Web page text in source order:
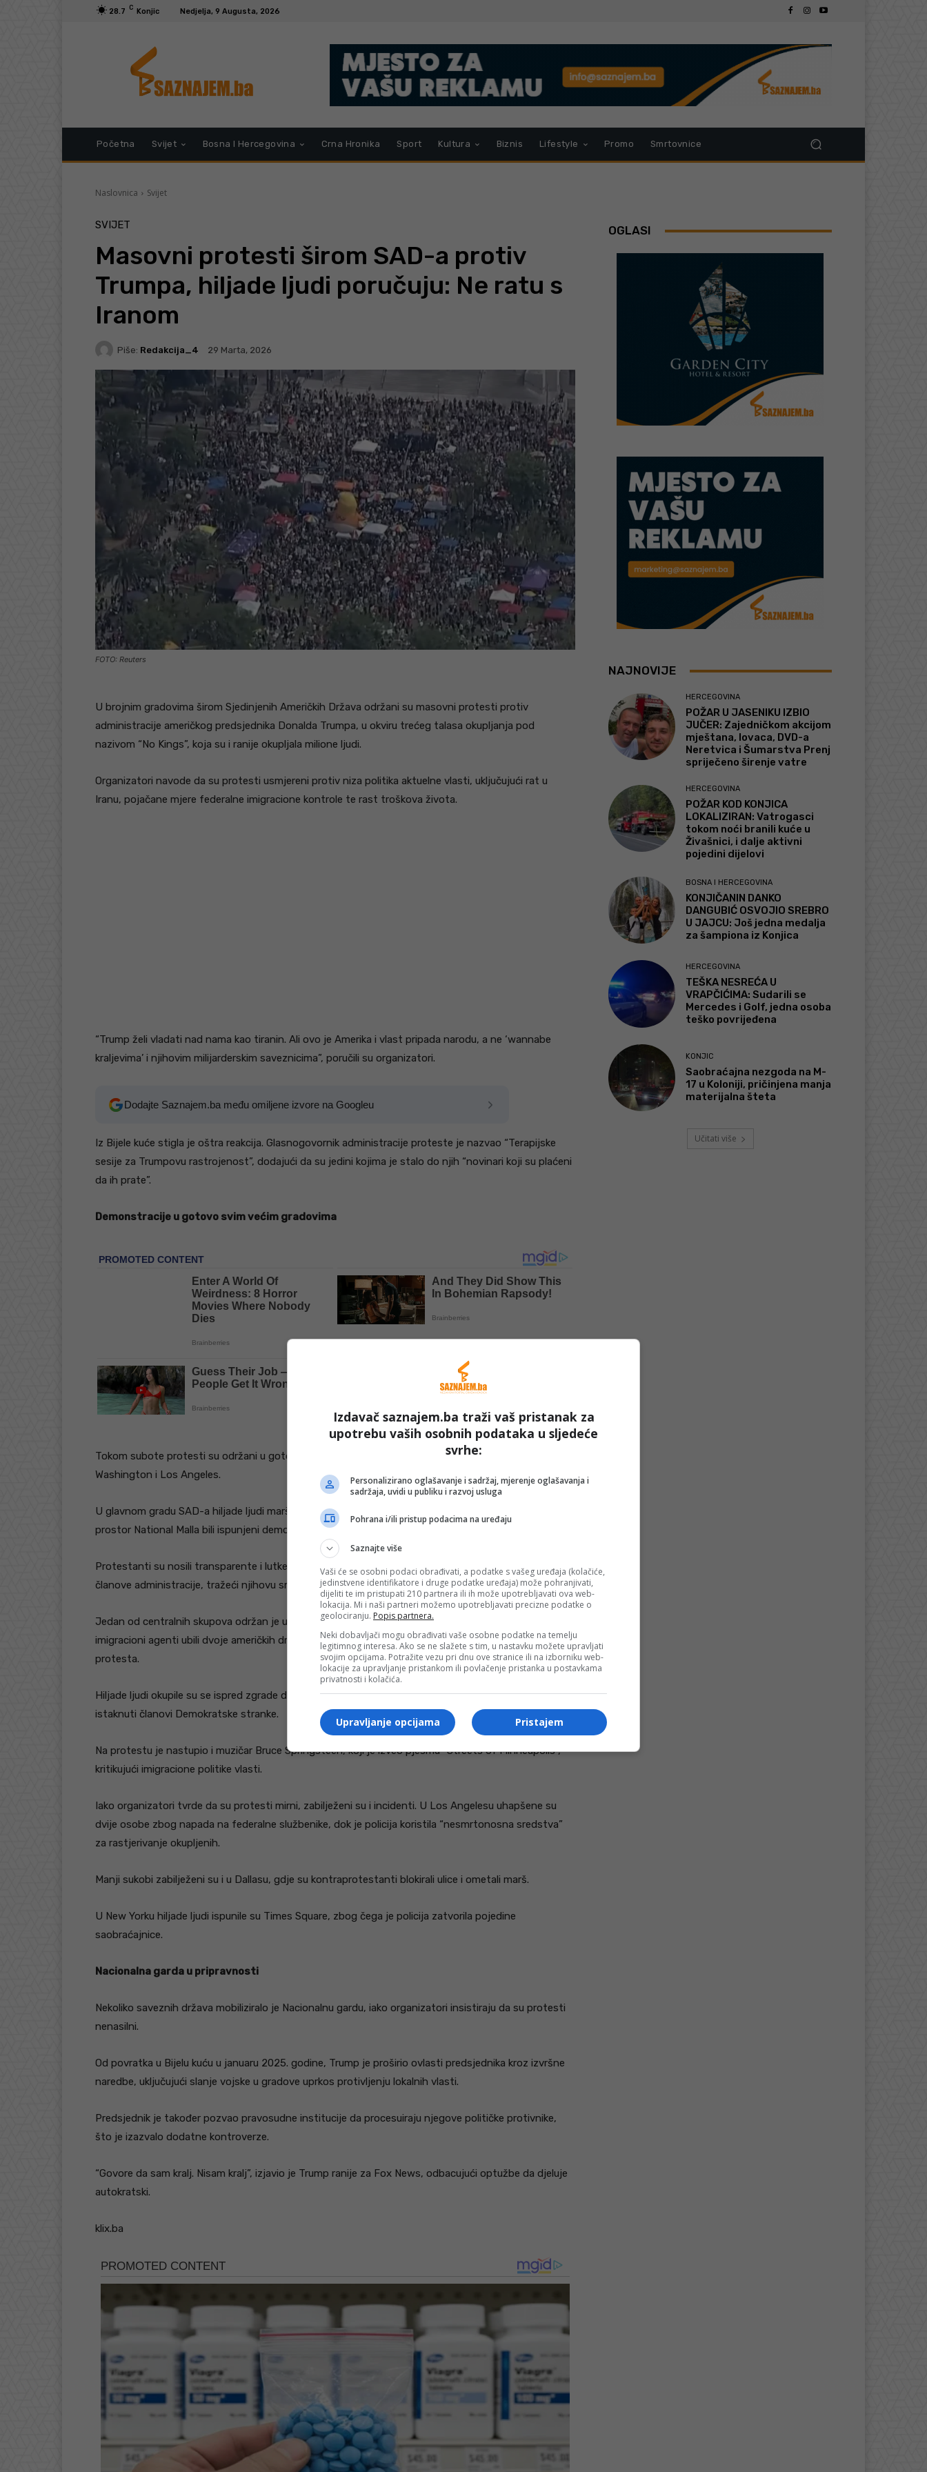
28.7 C Konjic Nedjelja, 9 Augusta, 2026
Početna Svijet Bosna I Hercegovina Crna Hronika Sport Kultura Biznis Lifestyle Promo Smrtovnice
Naslovnica Svijet
SVIJET
Masovni protesti širom SAD-a protiv
Trumpa, hiljade ljudi poručuju: Ne ratu s
Iranom
Piše: Redakcija_4 29 Marta, 2026
FOTO: Reuters
U brojnim gradovima širom Sjedinjenih Američkih Država održani su masovni protesti protiv
administracije američkog predsjednika Donalda Trumpa, u okviru trećeg talasa okupljanja pod
nazivom “No Kings”, koja su i ranije okupljala milione ljudi.
Organizatori navode da su protesti usmjereni protiv niza politika aktuelne vlasti, uključujući rat u
Iranu, pojačane mjere federalne imigracione kontrole te rast troškova života.
“Trump želi vladati nad nama kao tiranin. Ali ovo je Amerika i vlast pripada narodu, a ne ‘wannabe
kraljevima’ i njihovim milijarderskim saveznicima”, poručili su organizatori.
Dodajte Saznajem.ba među omiljene izvore na Googleu
Iz Bijele kuće stigla je oštra reakcija. Glasnogovornik administracije proteste je nazvao “Terapijske
sesije za Trumpovu rastrojenost”, dodajući da su jedini kojima je stalo do njih “novinari koji su plaćeni
da ih prate”.
Demonstracije u gotovo svim većim gradovima
Tokom subote protesti su održani u gotovo svim većim američkim gradovima, uključujući New York,
Washington i Los Angeles.
U glavnom gradu SAD-a hiljade ljudi marširale su ulicama, dok su stepenice Lincoln Memoriala i
prostor National Malla bili ispunjeni demonstrantima.
Protestanti su nosili transparente i lutke koje prikazuju Trumpa, potpredsjednika JD Vancea i druge
članove administracije, tražeći njihovu smjenu i krivično procesuiranje.
Jedan od centralnih skupova održan je u saveznoj državi Minnesoti, gdje su u januaru federalni
imigracioni agenti ubili dvoje američkih državljana, što je izazvalo ogorčenje javnosti i pokrenulo talas
protesta.
Hiljade ljudi okupile su se ispred zgrade državnog Kapitola u gradu Saint Paul, gdje su govorili i
istaknuti članovi Demokratske stranke.
Na protestu je nastupio i muzičar Bruce Springsteen, koji je izveo pjesmu “Streets of Minneapolis”,
kritikujući imigracione politike vlasti.
Iako organizatori tvrde da su protesti mirni, zabilježeni su i incidenti. U Los Angelesu uhapšene su
dvije osobe zbog napada na federalne službenike, dok je policija koristila “nesmrtonosna sredstva”
za rastjerivanje okupljenih.
Manji sukobi zabilježeni su i u Dallasu, gdje su kontraprotestanti blokirali ulice i ometali marš.
U New Yorku hiljade ljudi ispunile su Times Square, zbog čega je policija zatvorila pojedine
saobraćajnice.
Nacionalna garda u pripravnosti
Nekoliko saveznih država mobiliziralo je Nacionalnu gardu, iako organizatori insistiraju da su protesti
nenasilni.
Od povratka u Bijelu kuću u januaru 2025. godine, Trump je proširio ovlasti predsjednika kroz izvršne
naredbe, uključujući slanje vojske u gradove uprkos protivljenju lokalnih vlasti.
Predsjednik je također pozvao pravosudne institucije da procesuiraju njegove političke protivnike,
što je izazvalo dodatne kontroverze.
“Govore da sam kralj. Nisam kralj”, izjavio je Trump ranije za Fox News, odbacujući optužbe da djeluje
autokratski.
klix.ba
OGLASI
NAJNOVIJE
HERCEGOVINA
POŽAR U JASENIKU IZBIO
JUČER: Zajedničkom akcijom
mještana, lovaca, DVD-a
Neretvica i Šumarstva Prenj
spriječeno širenje vatre
HERCEGOVINA
POŽAR KOD KONJICA
LOKALIZIRAN: Vatrogasci
tokom noći branili kuće u
Živašnici, i dalje aktivni
pojedini dijelovi
BOSNA I HERCEGOVINA
KONJIČANIN DANKO
DANGUBIĆ OSVOJIO SREBRO
U JAJCU: Još jedna medalja
za šampiona iz Konjica
HERCEGOVINA
TEŠKA NESREĆA U
VRAPČIĆIMA: Sudarili se
Mercedes i Golf, jedna osoba
teško povrijeđena
KONJIC
Saobraćajna nezgoda na M-
17 u Koloniji, pričinjena manja
materijalna šteta
Učitati više
Izdavač saznajem.ba traži vaš pristanak za
upotrebu vaših osobnih podataka u sljedeće
svrhe:
Personalizirano oglašavanje i sadržaj, mjerenje oglašavanja i
sadržaja, uvidi u publiku i razvoj usluga
Pohrana i/ili pristup podacima na uređaju
Saznajte više
Vaši će se osobni podaci obrađivati, a podatke s vašeg uređaja (kolačiće,
jedinstvene identifikatore i druge podatke uređaja) može pohranjivati,
dijeliti te im pristupati 210 partnera ili ih može upotrebljavati ova web-
lokacija. Mi i naši partneri možemo upotrebljavati precizne podatke o
geolociranju. Popis partnera.
Neki dobavljači mogu obrađivati vaše osobne podatke na temelju
legitimnog interesa. Ako se ne slažete s tim, u nastavku možete upravljati
svojim opcijama. Potražite vezu pri dnu ove stranice ili na izborniku web-
lokacije za upravljanje pristankom ili povlačenje pristanka u postavkama
privatnosti i kolačića.
Pristajem
Upravljanje opcijama